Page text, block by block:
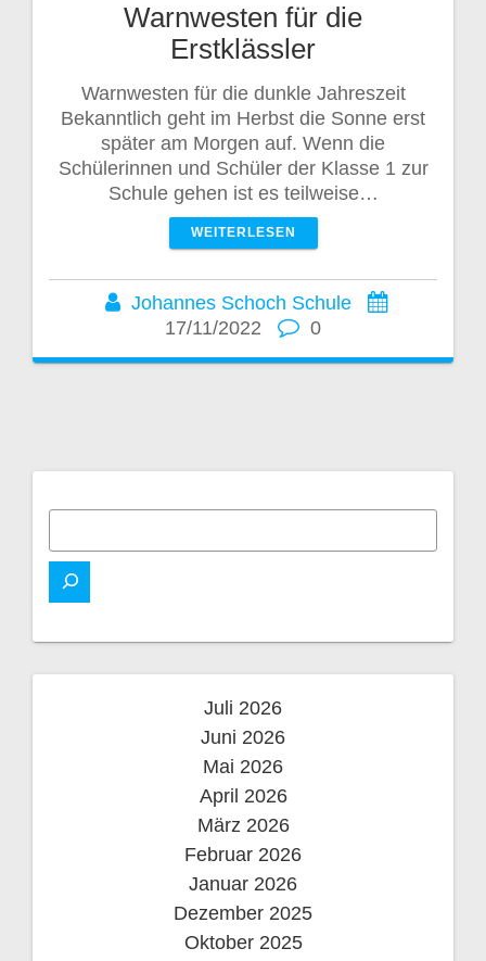
Warnwesten für die
Erstklässler
Warnwesten für die dunkle Jahreszeit
Bekanntlich geht im Herbst die Sonne erst
später am Morgen auf. Wenn die
Schülerinnen und Schüler der Klasse 1 zur
Schule gehen ist es teilweise…
WEITERLESEN
Johannes Schoch Schule
17/11/2022
0
Juli 2026
Juni 2026
Mai 2026
April 2026
März 2026
Februar 2026
Januar 2026
Dezember 2025
Oktober 2025